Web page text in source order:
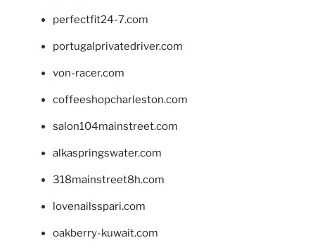
perfectfit24-7.com
portugalprivatedriver.com
von-racer.com
coffeeshopcharleston.com
salon104mainstreet.com
alkaspringswater.com
318mainstreet8h.com
lovenailsspari.com
oakberry-kuwait.com